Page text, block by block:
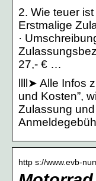
2. Wie teuer
Erstmalige
·
27,- € …
llll➤ Alle Infos
und Kosten”,
Zulassung
http s://www.evb-